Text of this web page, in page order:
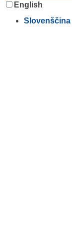
English
Slovenščina